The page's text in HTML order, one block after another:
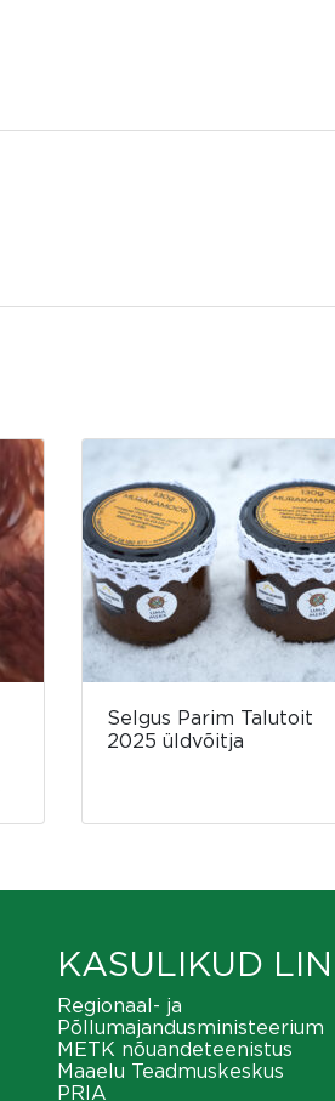
Selgus Parim Talutoit
2025 üldvõitja
KASULIKUD
Regionaal- ja
Põllumajandusministeerium
METK nõuandeteenistus
Maaelu Teadmuskeskus
PRIA